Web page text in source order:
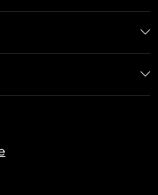
MallDova»